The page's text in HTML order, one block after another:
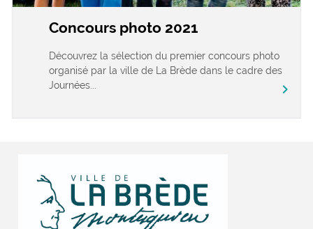
Concours photo 2021
Découvrez la sélection du premier concours photo
organisé par la ville de La Brède dans le cadre des
Journées...
chevron_right